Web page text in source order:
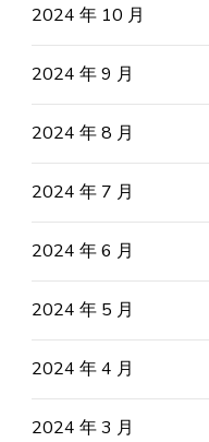
2024 年 10 月
2024 年 9 月
2024 年 8 月
2024 年 7 月
2024 年 6 月
2024 年 5 月
2024 年 4 月
2024 年 3 月